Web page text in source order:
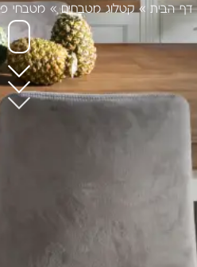
דף הבית »קטלוג מטבחים»מטבחי